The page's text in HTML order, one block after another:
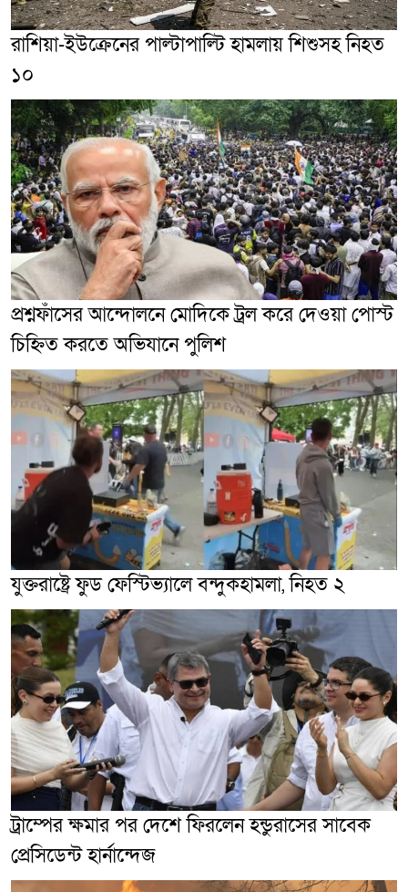
রাশিয়া-ইউক্রেনের পাল্টাপাল্টি হামলায় শিশুসহ নিহত
১০
প্রশ্নফাঁসের আন্দোলনে মোদিকে ট্রল করে দেওয়া পোস্ট
চিহ্নিত করতে অভিযানে পুলিশ
যুক্তরাষ্ট্রে ফুড ফেস্টিভ্যালে বন্দুকহামলা, নিহত ২
ট্রাম্পের ক্ষমার পর দেশে ফিরলেন হন্ডুরাসের সাবেক
প্রেসিডেন্ট হার্নান্দেজ